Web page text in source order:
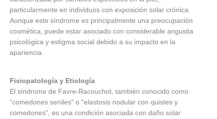
particularmente en individuos con exposición solar crónica.
Aunque este síndrome es principalmente una preocupación
cosmética, puede estar asociado con considerable angustia
psicológica y estigma social debido a su impacto en la
apariencia.
Fisiopatología y Etiología
El síndrome de Favre-Racouchot, también conocido como
“comedones seniles” o “elastosis nodular con quistes y
comedones”, es una condición asociada con daño solar